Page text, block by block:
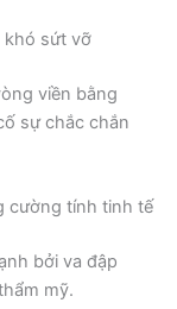
khó sứt vỡ
viền bằng
sự chắc chắn
cường tính tinh tế
bởi va đập
mỹ.